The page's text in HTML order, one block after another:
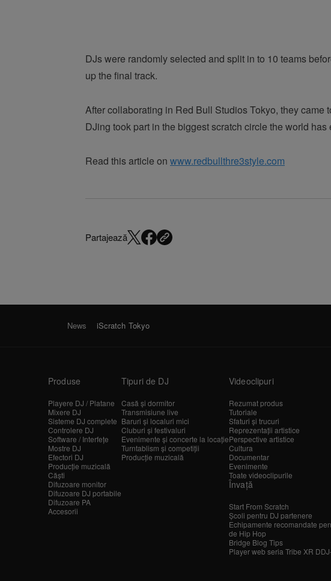
DJs were randomly selected and split in to 10 teams
up the final track.
After collaborating in Red Bull Studios Tokyo, they came
DJing took part in the biggest scratch circle the world has
Read this article on www.redbullthre3style.com
Partajează
News iScratch Tokyo
Produse
Playere DJ / Platane
Mixere DJ
Sisteme DJ complete
Controlere DJ
Software / Interfețe
Mostre DJ
Efectori DJ
Producție muzicală
Căști
Difuzoare monitor
Difuzoare DJ portabile
Difuzoare PA
Accesorii
Tipuri de DJ
Casă și dormitor
Transmisiune live
Baruri și localuri mici
Cluburi și festivaluri
Evenimente și concerte la locație
Turntablism și competiții
Producție muzicală
Videoclipuri
Rezumat produs
Tutoriale
Sfaturi și trucuri
Reprezentații artistice
Perspective artistice
Cultura
Documentar
Evenimente
Toate videoclipurile
Învață
Start From Scratch
Școli pentru DJ partenere
Echipamente recomandate
de Hip Hop
Bridge Blog Tips
Player web seria Tribe XR